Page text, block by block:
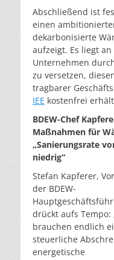
Abschließend ist
einen
dekarbonisierte
aufzeigt. Es liegt
Unternehmen
zu versetzen,
tragbarer
IEE kostenfrei
BDEW-Chef
Maßnahmen für
„Sanierungsrate
niedrig“
Stefan Kapferer,
der BDEW-
drückt aufs Tempo:
brauchen endlich
steuerliche
energetische